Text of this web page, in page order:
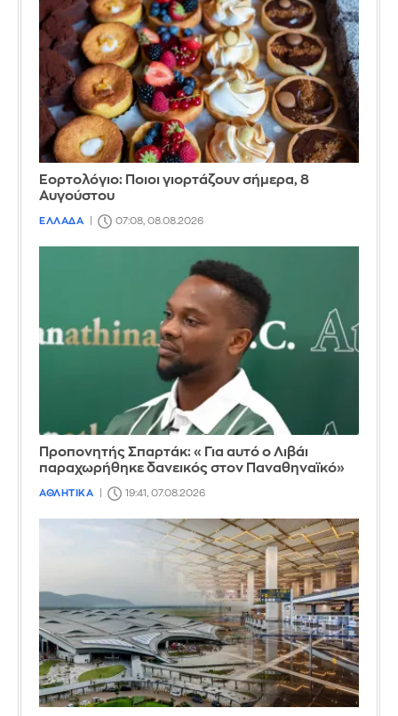
Εορτολόγιο: Ποιοι γιορτάζουν σήμερα, 8
Αυγούστου
ΕΛΛΑΔΑ 07:08, 08.08.2026
Προπονητής Σπαρτάκ: «Για αυτό ο Λιβάι
παραχωρήθηκε δανεικός στον Παναθηναϊκό»
ΑΘΛΗΤΙΚΑ 19:41, 07.08.2026